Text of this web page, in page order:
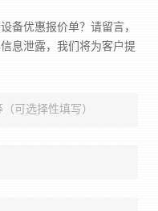
备优惠报价单？请留言，
息泄露，我们将为客户提
可选择性填写）